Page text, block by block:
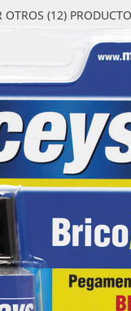
OTROS (12)